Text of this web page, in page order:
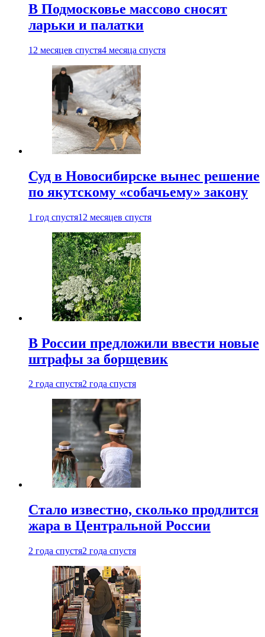
В Подмосковье массово сносят
ларьки и палатки
12 месяцев спустя4 месяца спустя
Суд в Новосибирске вынес решение
по якутскому «собачьему» закону
1 год спустя12 месяцев спустя
В России предложили ввести новые
штрафы за борщевик
2 года спустя2 года спустя
Стало известно, сколько продлится
жара в Центральной России
2 года спустя2 года спустя